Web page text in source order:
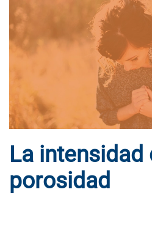
La intensidad
porosidad